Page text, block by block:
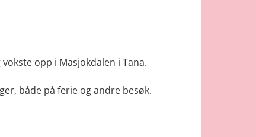
opp i Masjokdalen i Tana.
både på ferie og andre besøk.